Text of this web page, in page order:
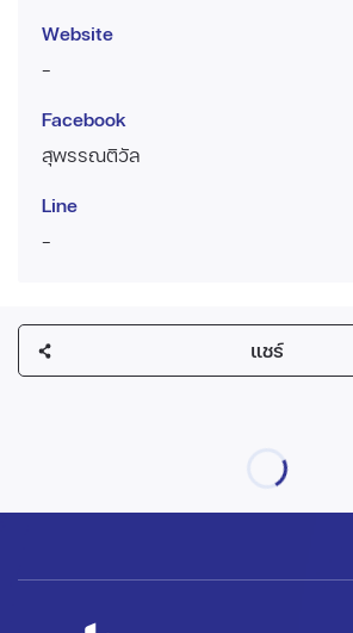
Website
-
Facebook
สุพรรณติวัล
Line
-
แชร์